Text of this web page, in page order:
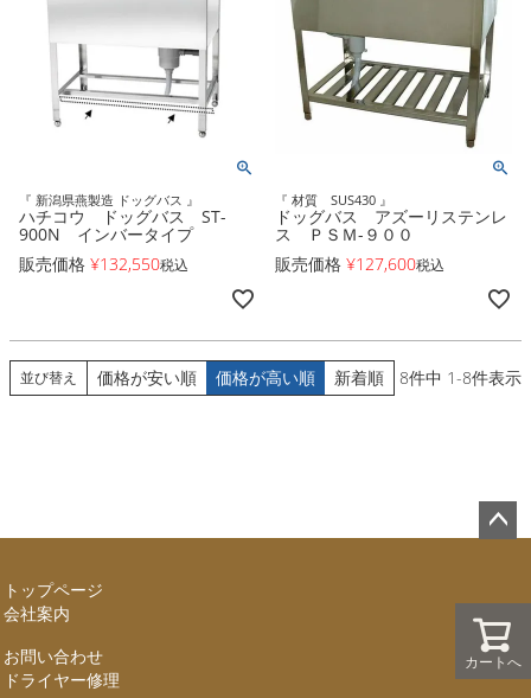
『 新潟県燕製造 ドッグバス 』
ハチコウ ドッグバス ST-
900N インバータイプ
販売価格 ¥132,550税込
『 材質 SUS430 』
ドッグバス アズーリステンレ
ス ＰＳＭ-９００
販売価格 ¥127,600税込
並び替え 価格が安い順 価格が高い順 新着順 8件中 1-8件表示
カートへ
ップ
へ
トップページ
会社案内
お問い合わせ
ドライヤー修理